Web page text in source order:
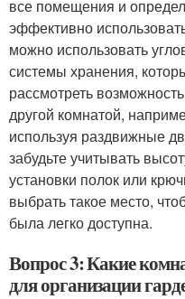
все помещения и
эффективно
можно использовать
системы хранения,
рассмотреть
другой комнатой,
используя раздвижные
забудьте учитывать
установки полок или
выбрать такое место,
была легко доступна.
Вопрос 3: Какие
для организации